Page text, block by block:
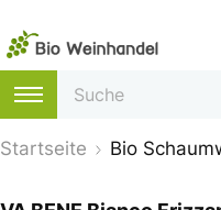
Startseite Bio